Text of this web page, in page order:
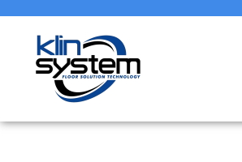
Skip to main content